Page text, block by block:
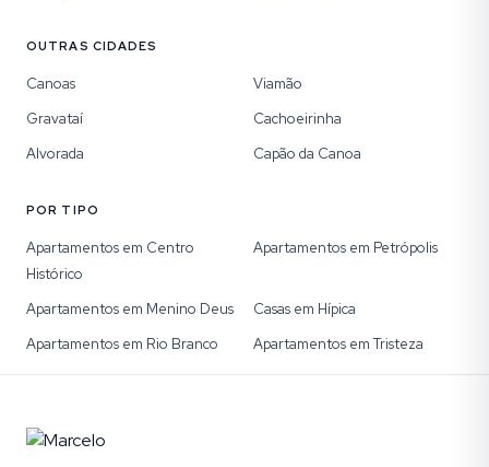
OUTRAS CIDADES
Canoas
Viamão
Gravataí
Cachoeirinha
Alvorada
Capão da Canoa
POR TIPO
Apartamentos em Centro
Histórico
Apartamentos em Petrópolis
Apartamentos em Menino Deus
Casas em Hípica
Apartamentos em Rio Branco
Apartamentos em Tristeza